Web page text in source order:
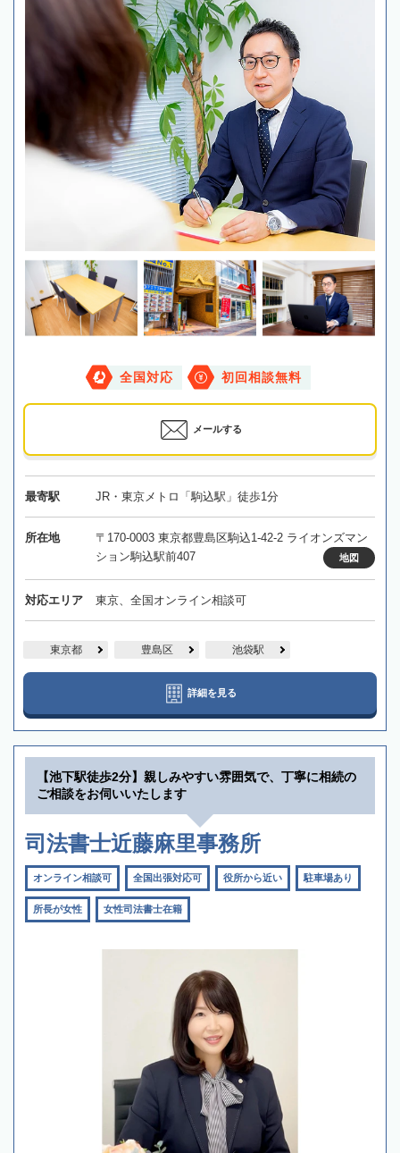
全国対応 初回相談無料
メールする
最寄駅 JR・東京メトロ「駒込駅」徒歩1分
所在地
〒170-0003 東京都豊島区駒込1-42-2 ライオンズマン
ション駒込駅前407
地図
対応エリア 東京、全国オンライン相談可
東京都 豊島区 池袋駅
詳細を見る
【池下駅徒歩2分】親しみやすい雰囲気で、丁寧に相続の
ご相談をお伺いいたします
司法書士近藤麻里事務所
オンライン相談可 全国出張対応可 役所から近い 駐車場あり
所長が女性 女性司法書士在籍